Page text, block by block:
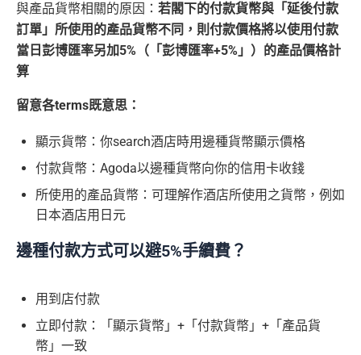
與產品貨幣相關的原因： 若閣下的付款貨幣與「延後付款
訂單」所使用的產品貨幣不同，則付款價格將以使用付款
當日彭博匯率另加5%（「彭博匯率+5%」）的產品價格計
算
留意各terms既意思：
顯示貨幣：你search酒店時用邊種貨幣顯示價格
付款貨幣：Agoda以邊種貨幣向你的信用卡收錢
所使用的產品貨幣：可理解作酒店所使用之貨幣，例如
日本酒店用日元
邊種付款方式可以避5%手續費？
用到店付款
立即付款：「顯示貨幣」+「付款貨幣」+「產品貨
幣」一致